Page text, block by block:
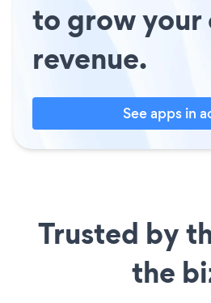
to grow your
revenue.
See apps in
Trusted by
the